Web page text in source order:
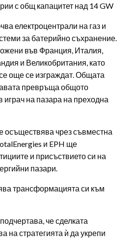
с общ капацитет над 14 GW
електроцентрали на газ и
за батерийно съхранение.
във Франция, Италия,
и Великобритания, като
още се изграждат. Общата
превръща общото
играч на пазара на преходна
осъществява чрез съвместна
и EPH ще
и присъствието си на
пазари.
трансформацията си към
че сделката
на стратегията ѝ да укрепи